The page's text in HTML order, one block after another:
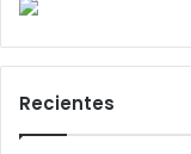
Recientes